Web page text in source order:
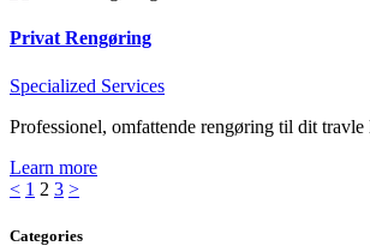
Privat Rengøring
Specialized Services
Professionel, omfattende rengøring til dit
Learn more
Posts
pagination
< Page
1 Page
2 Page
3 >
Categories